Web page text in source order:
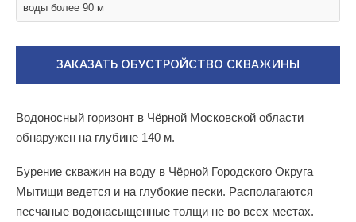
воды более 90 м
ЗАКАЗАТЬ ОБУСТРОЙСТВО СКВАЖИНЫ
Водоносный горизонт в Чёрной Московской области
обнаружен на глубине 140 м.
Бурение скважин на воду в Чёрной Городского Округа
Мытищи ведется и на глубокие пески. Располагаются
песчаные водонасыщенные толщи не во всех местах.